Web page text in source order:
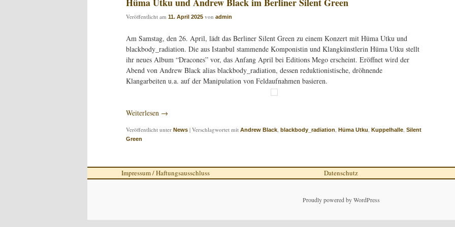
Veröffentlicht am 11. April 2025 von admin
Am Samstag, den 26. April, lädt das Berliner Silent Green zu einem Konzert mit Hüma Utku und
blackbody_radiation. Die aus Istanbul stammende Komponistin und Klangkünstlerin Hüma Utku stellt
ihr neues Album “Dracones” vor, das Anfang April bei Editions Mego erscheint. Eröffnet wird der
Abend von Andrew Black alias blackbody_radiation, dessen reduktionistische, dröhnende
Klangarbeiten u.a. auf der Manipulation von Feldaufnahmen basieren.
Weiterlesen →
Veröffentlicht unter News | Verschlagwortet mit Andrew Black, blackbody_radiation, Hüma Utku, Kuppelhalle, Silent
Green
Impressum / Haftungsausschluss Datenschutz
Proudly powered by WordPress